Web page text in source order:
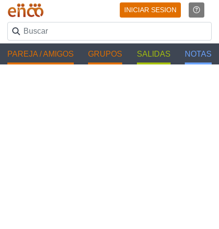
INICIAR SESION
PAREJA / AMIGOS GRUPOS SALIDAS NOTAS